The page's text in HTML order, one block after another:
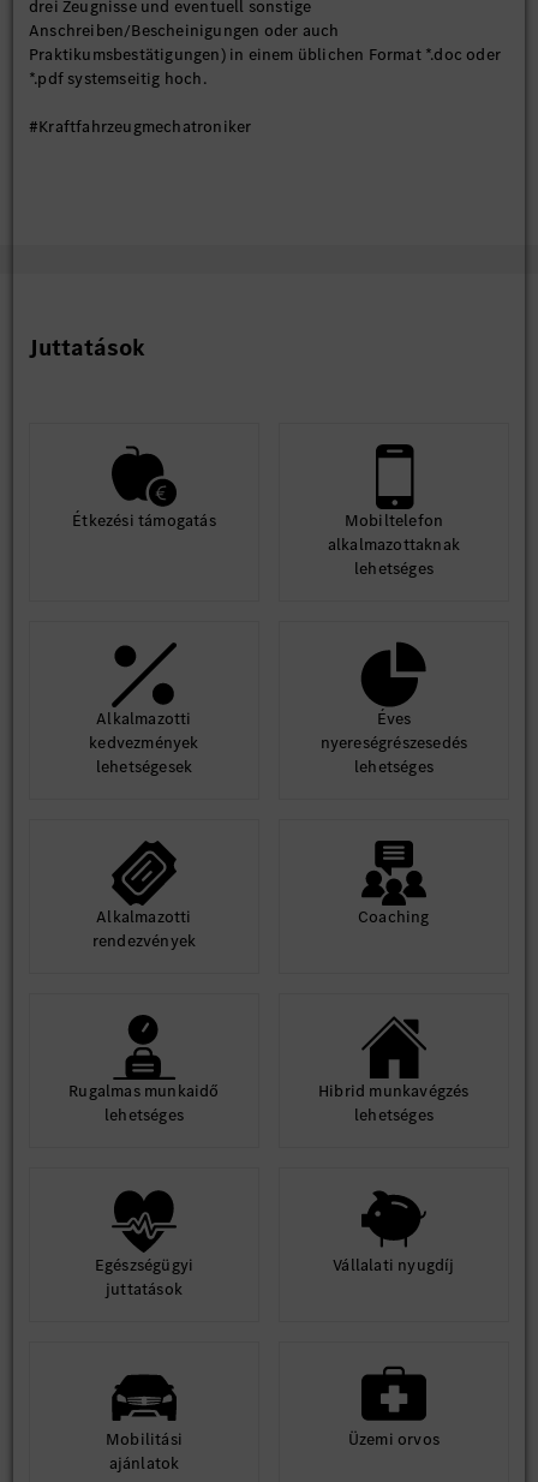
drei Zeugnisse und eventuell sonstige
Anschreiben/Bescheinigungen oder auch
Praktikumsbestätigungen) in einem üblichen Format *.doc oder
*.pdf systemseitig hoch.
#Kraftfahrzeugmechatroniker
Juttatások
Étkezési támogatás
Mobiltelefon
alkalmazottaknak
lehetséges
Alkalmazotti
kedvezmények
lehetségesek
Éves
nyereségrészesedés
lehetséges
Alkalmazotti
rendezvények
Coaching
Rugalmas munkaidő
lehetséges
Hibrid munkavégzés
lehetséges
Egészségügyi
juttatások
Vállalati nyugdíj
Mobilitási
ajánlatok
Üzemi orvos